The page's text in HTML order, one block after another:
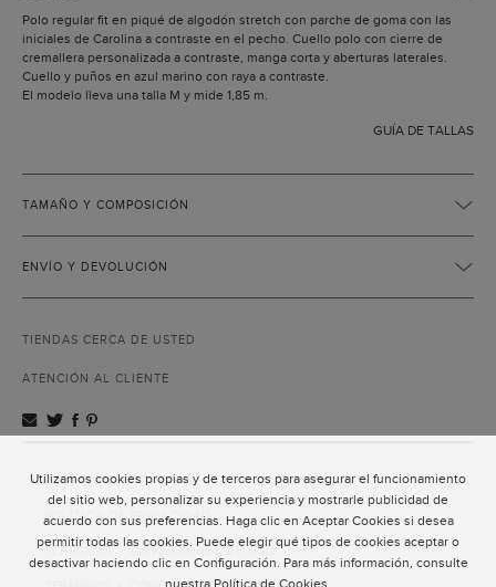
Utilizamos cookies propias y de terceros para asegurar el funcionamiento
del sitio web, personalizar su experiencia y mostrarle publicidad de
acuerdo con sus preferencias. Haga clic en Aceptar Cookies si desea
permitir todas las cookies. Puede elegir qué tipos de cookies aceptar o
desactivar haciendo clic en Configuración. Para más información, consulte
nuestra Política de Cookies
Polo regular fit en piqué de algodón stretch con parche de goma con las
iniciales de Carolina a contraste en el pecho. Cuello polo con cierre de
cremallera personalizada a contraste, manga corta y aberturas laterales.
Cuello y puños en azul marino con raya a contraste.
El modelo lleva una talla M y mide 1,85 m.
GUÍA DE TALLAS
TAMAÑO Y COMPOSICIÓN
ENVÍO Y DEVOLUCIÓN
TIENDAS CERCA DE USTED
ATENCIÓN AL CLIENTE
ATENCIÓN AL CLIENTE
POLÍTICA DE PRIVACIDAD
TÉRMINOS Y CONDICIONES DE USO